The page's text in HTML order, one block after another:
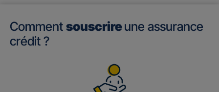
Comment souscrireune assurance
crédit ?